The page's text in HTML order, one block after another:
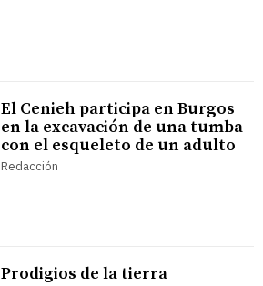
El Cenieh participa en Burgos
en la excavación de una tumba
con el esqueleto de un adulto
Redacción
Prodigios de la tierra